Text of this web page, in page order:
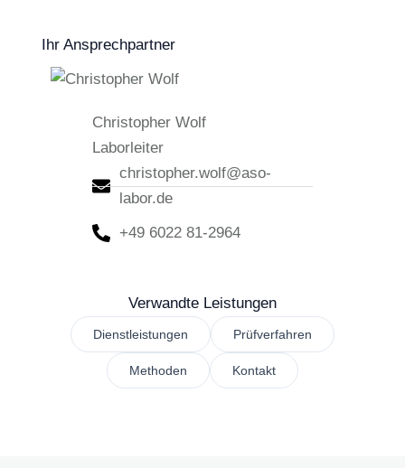
Ihr Ansprechpartner
Christopher Wolf
Laborleiter
christopher.wolf@aso-
labor.de
+49 6022 81-2964
Verwandte Leistungen
Dienstleistungen Prüfverfahren
Methoden Kontakt